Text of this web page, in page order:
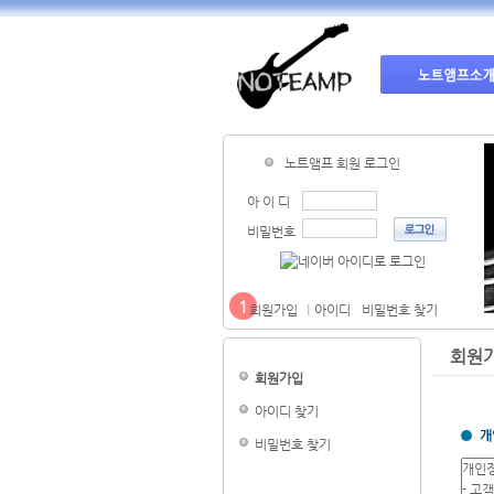
노트앰프 회원 로그인
아 이 디
비밀번호
1 회원가입 아이디 비밀번호 찾기
회원가입
아이디 찾기
비밀번호 찾기
회원